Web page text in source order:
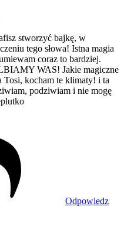
stworzyć bajkę, w
tego słowa! Istna magia
coraz to bardziej.
WAS! Jakie magiczne
kocham te klimaty! i ta
podziwiam i nie mogę
Odpowiedz